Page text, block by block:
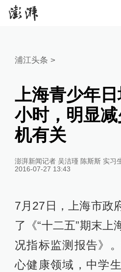
浦江头条 >
上海青少年
小时，明显
机有关
澎湃新闻记者 吴洁瑾 陈斯斯 实习
2016-07-27 13:43
7月27日，上海市政
了《“十二五”期末上
况指标监测报告》
心健康领域，中学